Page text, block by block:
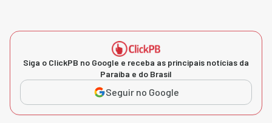
Siga o ClickPB no Google e receba as principais notícias da
Paraíba e do Brasil
Seguir no Google